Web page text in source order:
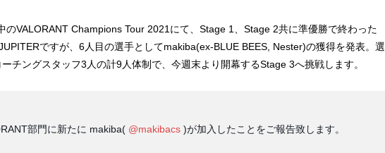
のVALORANT Champions Tour 2021にて、Stage 1、Stage 2共に準優勝で終わった
ですが、6人目の選手としてmakiba(ex-BLUE BEES, Nester)の獲得を発表。選
チングスタッフ3人の計9人体制で、今週末より開幕するStage 3へ挑戦します。
部門に新たに makiba( @makibacs )が加入したことをご報告致します。